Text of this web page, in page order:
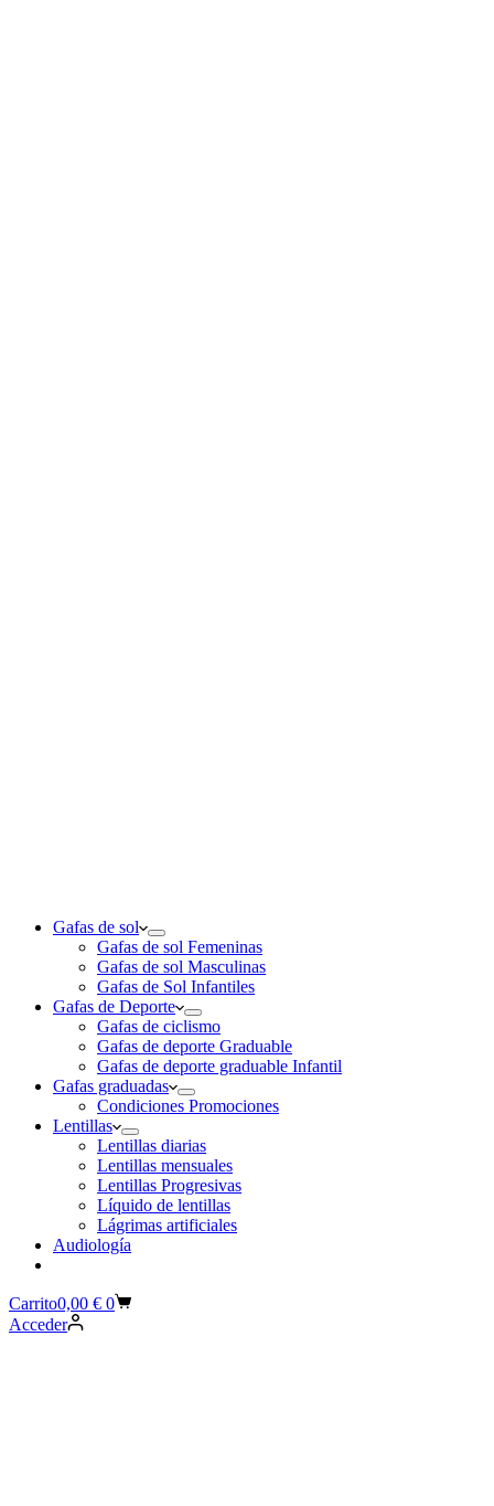
Gafas de sol
Gafas de sol Femeninas
Gafas de sol Masculinas
Gafas de Sol Infantiles
Gafas de Deporte
Gafas de ciclismo
Gafas de deporte Graduable
Gafas de deporte graduable Infantil
Gafas graduadas
Condiciones Promociones
Lentillas
Lentillas diarias
Lentillas mensuales
Lentillas Progresivas
Líquido de lentillas
Lágrimas artificiales
Audiología
Carrito0,00 € 0
Acceder